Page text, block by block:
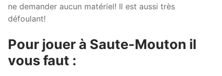
ne demander aucun matériel! Il est aussi très
défoulant!
Pour jouer à Saute-Mouton il
vous faut :